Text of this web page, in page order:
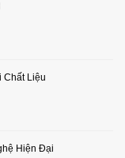
Chất Liệu
Hiện Đại